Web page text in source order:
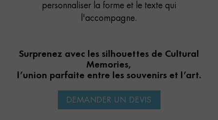
personnaliser la forme et le texte qui
l'accompagne.
Surprenez avec les silhouettes de Cultural
Memories,
l’union parfaite entre les souvenirs et l’art.
DEMANDER UN DEVIS